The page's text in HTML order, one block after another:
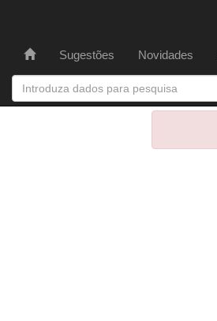
Sugestões Novidades